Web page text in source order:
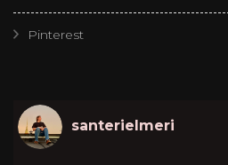
Pinterest
santerielmeri